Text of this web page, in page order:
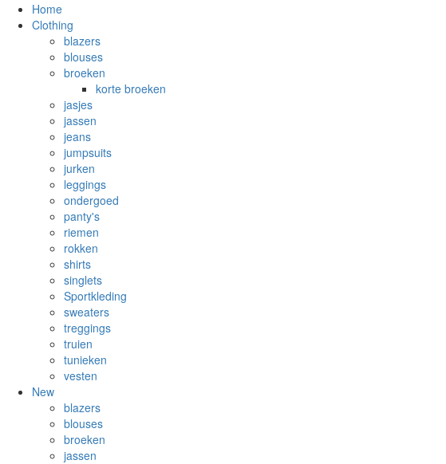
Home
Clothing
blazers
blouses
broeken
korte broeken
jasjes
jassen
jeans
jumpsuits
jurken
leggings
ondergoed
panty's
riemen
rokken
shirts
singlets
Sportkleding
sweaters
treggings
truien
tunieken
vesten
New
blazers
blouses
broeken
jassen